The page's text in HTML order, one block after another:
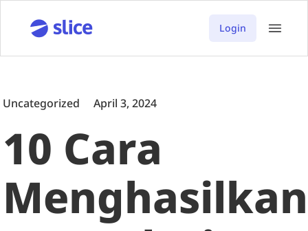
Login
Uncategorized April 3, 2024
10 Cara
Menghasilkan